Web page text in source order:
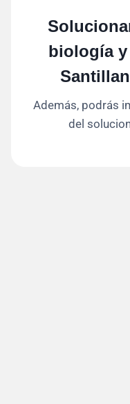
biología y
Además, podrás
del